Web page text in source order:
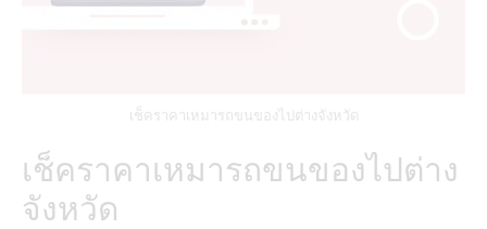
เช็คราคาเหมารถขนของไปต่างจังหวัด
เช็คราคาเหมารถขนของไปต่าง
จังหวัด